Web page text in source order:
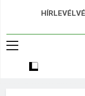
Hírek, Tesztek,
HÍRLEVÉL